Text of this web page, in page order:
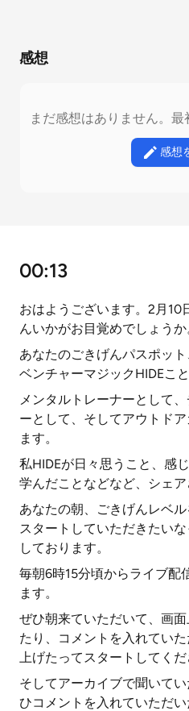
感想
まだ感想はありません。最
感想
00:13
おはようございます。2月10
んいかがお目覚めでしょう
あなたのごきげんパスポッ
ベンチャーマジックHIDEこ
メンタルトレーナーとして
ーとして、そしてアウトド
ます。
私HIDEが日々思うこと、感
学んだことなどなど、シェア
あなたの朝、ごきげんレベ
スタートしていただきたい
しております。
毎朝6時15分頃からライブ配
ます。
ぜひ朝来ていただいて、画
たり、コメントを入れてい
上げたってスタートしてくだ
そしてアーカイブで聞いて
ひコメントを入れていただ